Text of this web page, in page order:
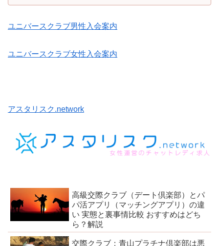
ユニバースクラブ男性入会案内
ユニバースクラブ女性入会案内
アスタリスク.network
高級交際クラブ（デート倶楽部）とパ
パ活アプリ（マッチングアプリ）の違
い 実態と裏事情比較 おすすめはどち
ら？解説
交際クラブ：青山プラチナ倶楽部は悪